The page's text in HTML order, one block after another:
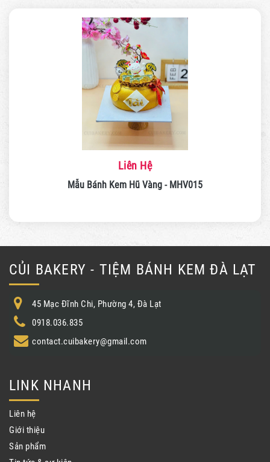
Liên Hệ
Mẫu Bánh Kem Hũ Vàng - MHV015
CỦI BAKERY - TIỆM BÁNH KEM ĐÀ LẠT
45 Mạc Đĩnh Chi, Phường 4, Đà Lạt
0918.036.835
contact.cuibakery@gmail.com
LINK NHANH
Liên hệ
Giới thiệu
Sản phẩm